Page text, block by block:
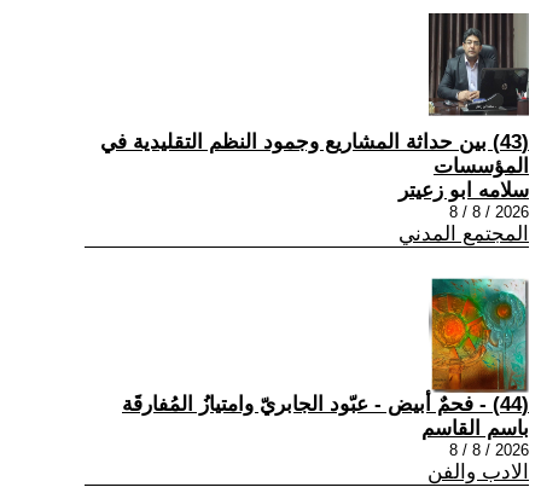
(43) بين حداثة المشاريع وجمود النظم التقليدية في
المؤسسات
سلامه ابو زعيتر
2026 / 8 / 8
المجتمع المدني
(44) - فحمٌ أبيض - عبّود الجابريّ وامتيازُ المُفارقَة
باسم القاسم
2026 / 8 / 8
الادب والفن